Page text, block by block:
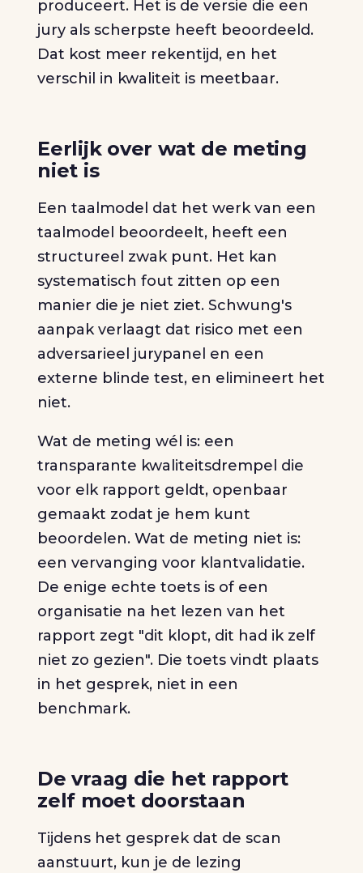
produceert. Het is de versie die een
jury als scherpste heeft beoordeeld.
Dat kost meer rekentijd, en het
verschil in kwaliteit is meetbaar.
Eerlijk over wat de meting
niet is
Een taalmodel dat het werk van een
taalmodel beoordeelt, heeft een
structureel zwak punt. Het kan
systematisch fout zitten op een
manier die je niet ziet. Schwung's
aanpak verlaagt dat risico met een
adversarieel jurypanel en een
externe blinde test, en elimineert het
niet.
Wat de meting wél is: een
transparante kwaliteitsdrempel die
voor elk rapport geldt, openbaar
gemaakt zodat je hem kunt
beoordelen. Wat de meting niet is:
een vervanging voor klantvalidatie.
De enige echte toets is of een
organisatie na het lezen van het
rapport zegt "dit klopt, dit had ik zelf
niet zo gezien". Die toets vindt plaats
in het gesprek, niet in een
benchmark.
De vraag die het rapport
zelf moet doorstaan
Tijdens het gesprek dat de scan
aanstuurt, kun je de lezing